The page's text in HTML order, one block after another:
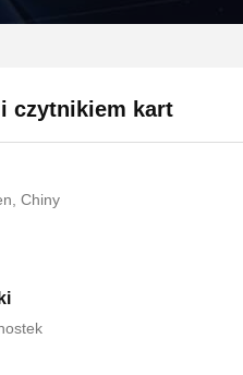
czytnikiem kart
Chiny